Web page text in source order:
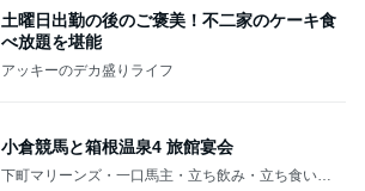
土曜日出勤の後のご褒美！不二家のケーキ食
べ放題を堪能
アッキーのデカ盛りライフ
小倉競馬と箱根温泉4 旅館宴会
下町マリーンズ・一口馬主・立ち飲み・立ち食いそ